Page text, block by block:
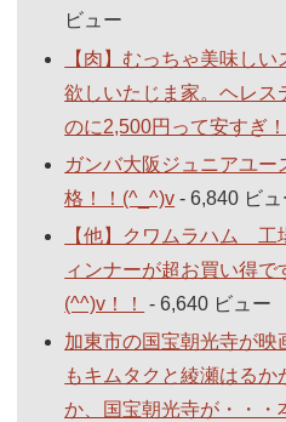
ビュー
【肉】むっちゃ美味し
欲しいたじま家。ヘレ
のに2,500円って安すぎ！
ガンバ大阪ジュニアユ
格！！(^_^)v - 6,840 ビュ
【他】クワムラハム
ィンナーが超お買い得で
(^^)v！！
- 6,640 ビュー
加東市の国宝朝光寺が映
もキムタクと綾瀬はるか
か、国宝朝光寺が・・・